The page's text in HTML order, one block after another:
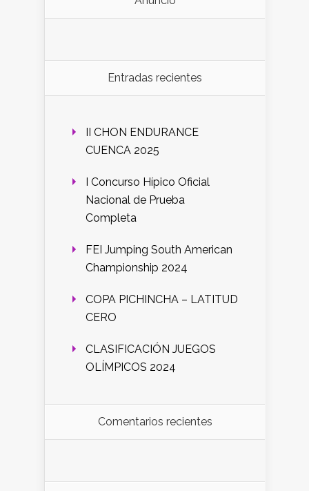
Entradas recientes
II CHON ENDURANCE
CUENCA 2025
I Concurso Hípico Oficial
Nacional de Prueba
Completa
FEI Jumping South American
Championship 2024
COPA PICHINCHA – LATITUD
CERO
CLASIFICACIÓN JUEGOS
OLÍMPICOS 2024
Comentarios recientes